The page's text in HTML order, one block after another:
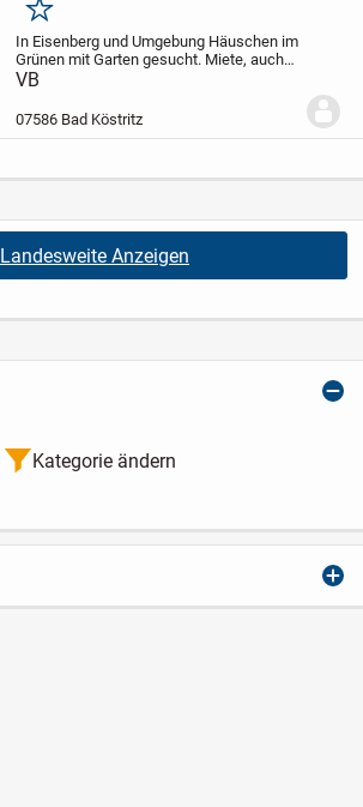
Merken
In Eisenberg und Umgebung Häuschen im
Grünen mit Garten gesucht. Miete, auch
Mietkauf angenehm. EBK von Vorteil.
VB
07586 Bad Köstritz
Landesweite Anzeigen
Kategorie ändern